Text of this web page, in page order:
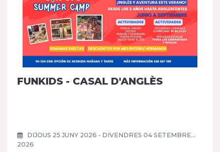
FUNKIDS - CASAL D'ANGLÈS
DIJOUS 25 JUNY 2026 - DIVENDRES 04 SETEMBRE
2026